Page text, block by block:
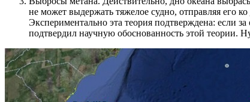
не может выдержать тяжелое судно, отправляя его ко
Экспериментально эта теория подтверждена: если
подтвердил научную обоснованность этой теории.